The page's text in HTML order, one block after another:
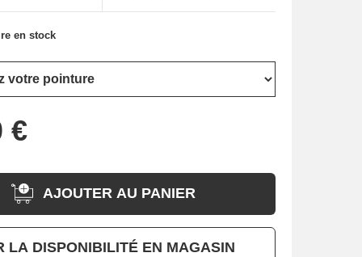
en stock
AJOUTER AU PANIER
LA DISPONIBILITÉ EN MAGASIN